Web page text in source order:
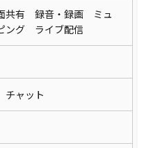
共有 録音・録画 ミュ
ング ライブ配信
ャット